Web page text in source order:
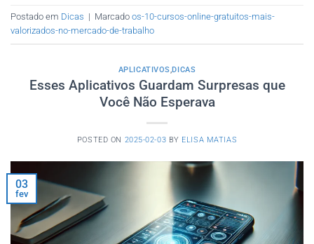
Postado em Dicas | Marcado os-10-cursos-online-gratuitos-mais-
valorizados-no-mercado-de-trabalho
APLICATIVOS,DICAS
Esses Aplicativos Guardam Surpresas que
Você Não Esperava
POSTED ON 2025-02-03 BY ELISA MATIAS
03
fev